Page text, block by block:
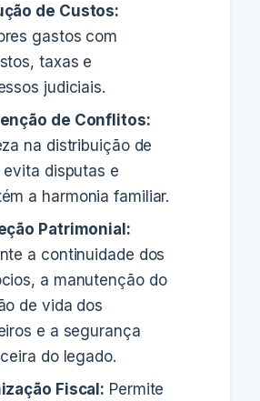
de Custos:
gastos com
taxas e
judiciais.
de Conflitos:
na distribuição de
evita disputas e
a harmonia familiar.
Patrimonial:
a continuidade dos
a manutenção do
de vida dos
e a segurança
do legado.
Fiscal: Permite